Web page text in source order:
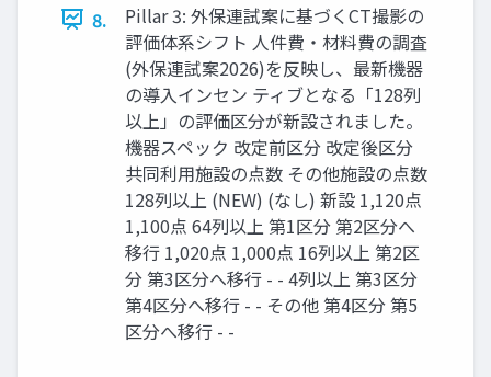
8.
Pillar 3: 外保連試案に基づくCT撮影の
評価体系シフト 人件費・材料費の調査
(外保連試案2026)を反映し、最新機器
の導入インセン ティブとなる「128列
以上」の評価区分が新設されました。
機器スペック 改定前区分 改定後区分
共同利用施設の点数 その他施設の点数
128列以上 (NEW) (なし) 新設 1,120点
1,100点 64列以上 第1区分 第2区分へ
移行 1,020点 1,000点 16列以上 第2区
分 第3区分へ移行 - - 4列以上 第3区分
第4区分へ移行 - - その他 第4区分 第5
区分へ移行 - -